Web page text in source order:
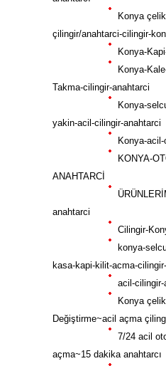
Konya
çilingir/anahtarci-cilingir-
Konya-
Konya-
Takma-cilingir-anahtarci
Konya-
yakin-acil-cilingir-anahtarci
Konya-
KONYA-
ANAHTARCİ
anahtarci
Cilingir-
konya-
kasa-kapi-kilit-acma-
acil-
Konya
Değiştirme~acil açma
7/24 acil
açma~15 dakika anahtarcı